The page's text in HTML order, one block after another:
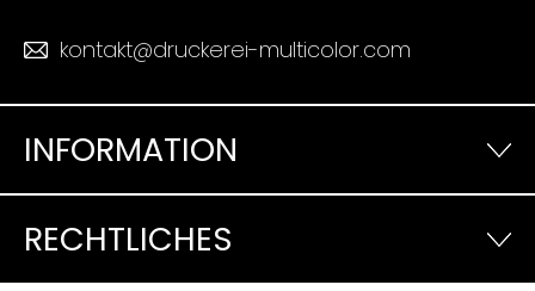
kontakt@druckerei-multicolor.com
INFORMATION
RECHTLICHES